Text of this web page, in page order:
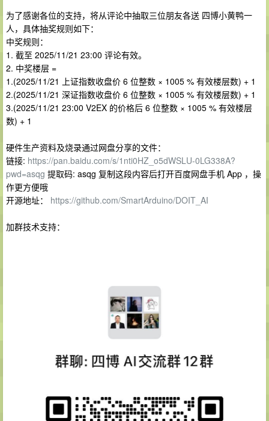
为了感谢各位的支持，将从评论中抽取三位朋友各送 四博小黄鸭一
人，具体抽奖规则如下：
中奖规则：
1. 截至 2025/11/21 23:00 评论有效。
2. 中奖楼层 =
1.(2025/11/21 上证指数收盘价 6 位整数 × 1005 % 有效楼层数) + 1
2.(2025/11/21 深证指数收盘价 6 位整数 × 1005 % 有效楼层数) + 1
3.(2025/11/21 23:00 V2EX 的价格后 6 位整数 × 1005 % 有效楼层
数) + 1
硬件生产资料及烧录通过网盘分享的文件：
链接: https://pan.baidu.com/s/1nti0HZ_o5dWSLU-0LG338A?
pwd=asqg 提取码: asqg 复制这段内容后打开百度网盘手机 App ，操
作更方便哦
开源地址： https://github.com/SmartArduino/DOIT_AI
加群技术支持：